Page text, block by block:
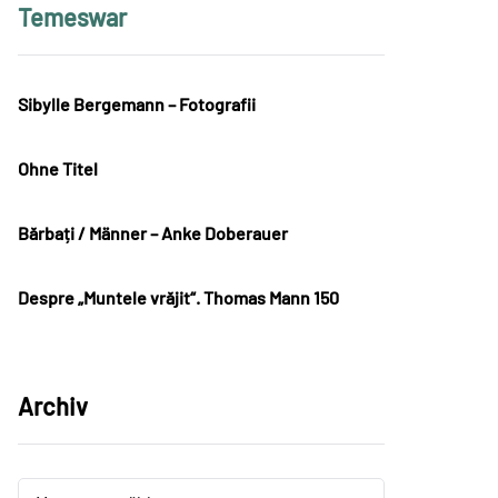
Temeswar
Sibylle Bergemann – Fotografii
Ohne Titel
Bărbați / Männer – Anke Doberauer
Despre „Muntele vrăjit“. Thomas Mann 150
Archiv
Archiv
Archiv